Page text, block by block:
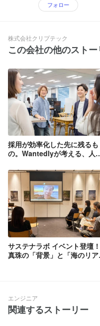
フォロー
株式会社クリプテック
この会社の他のスト
採用が効率化した先に残るも
の。Wantedlyが考える、人
サステナラボ イベント登壇！
真珠の「背景」と「海のリア
エンジニア
関連するストーリー